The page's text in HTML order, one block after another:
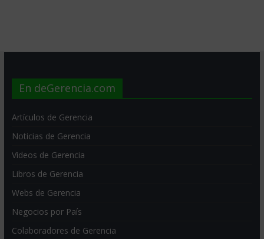
En deGerencia.com
Artículos de Gerencia
Noticias de Gerencia
Videos de Gerencia
Libros de Gerencia
Webs de Gerencia
Negocios por País
Colaboradores de Gerencia